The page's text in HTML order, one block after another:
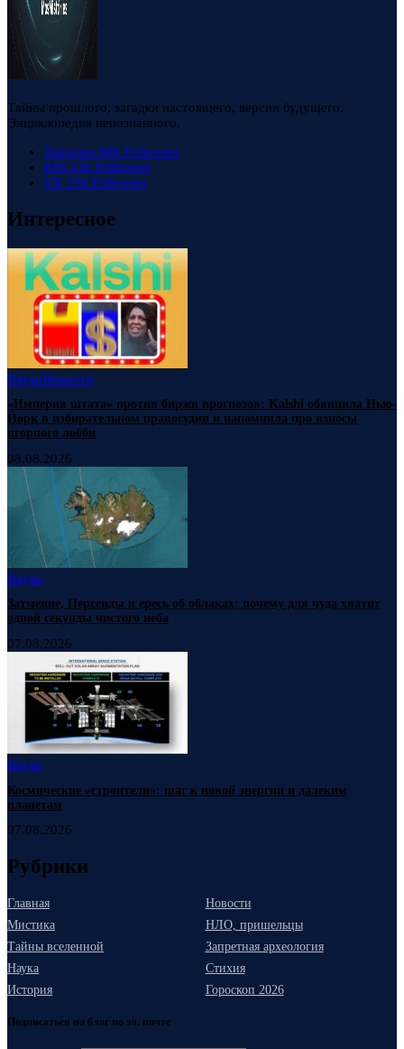
Тайны прошлого, загадки настоящего, версии будущего.
Энциклопедия непознанного.
Telegram 88k Followers
RSS 23k Followers
VK 23k Followers
Интересное
НаукаНовости
«Империя штата» против биржи прогнозов: Kalshi обвинила Нью-
Йорк в избирательном правосудии и напомнила про взносы
игорного лобби
08.08.2026
Наука
Затмение, Персеиды и ересь об облаках: почему для чуда хватит
одной секунды чистого неба
07.08.2026
Наука
Космические «строители»: шаг к новой энергии и далеким
планетам
07.08.2026
Рубрики
Главная
Новости
Мистика
НЛО, пришельцы
Тайны вселенной
Запретная археология
Наука
Стихия
История
Гороскоп 2026
Подписаться на блог по эл. почте